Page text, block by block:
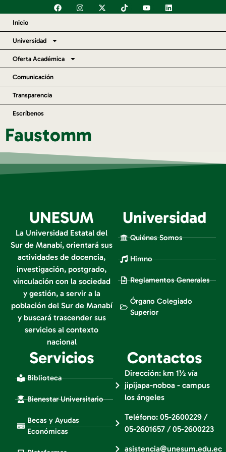
Inicio
Universidad
Oferta Académica
Comunicación
Transparencia
Escríbenos
Faustomm
UNESUM
La Universidad Estatal del
Sur de Manabí, orientará sus
actividades de docencia,
investigación, postgrado,
vinculación con la sociedad
y gestión, a servir a la
población del Sur de Manabí
y buscará trascender sus
servicios al contexto
nacional
Universidad
Quiénes Somos
Himno
Reglamentos Generales
Órgano Colegiado
Superior
Servicios
Biblioteca
Bienestar Universitario
Becas y Ayudas
Económicas
Contactos
Dirección: km 1½ vía
jipijapa-noboa - campus
los ángeles
Teléfono: 05-2600229 /
05-2601657 / 05-2600223
asistencia@unesum.edu.ec